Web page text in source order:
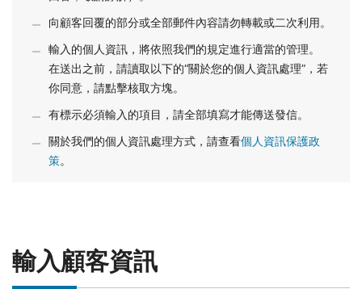
向顧客回覆的部分或全部郵件內容請勿轉載或二次利用。
輸入的個人資訊，將依照我們的規定進行適當的管理。
在送出之前，請讀取以下的“關於您的個人資訊處理”，若
你同意，請點擊核取方塊。
有標示必須輸入的項目，請全部填寫才能傳送發信。
關於我們的個人資訊處理方式，請查看個人資訊保護政
策。
輸入顧客資訊